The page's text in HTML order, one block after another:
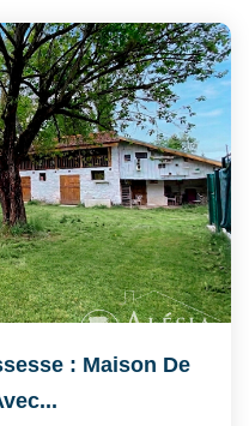
: Maison De